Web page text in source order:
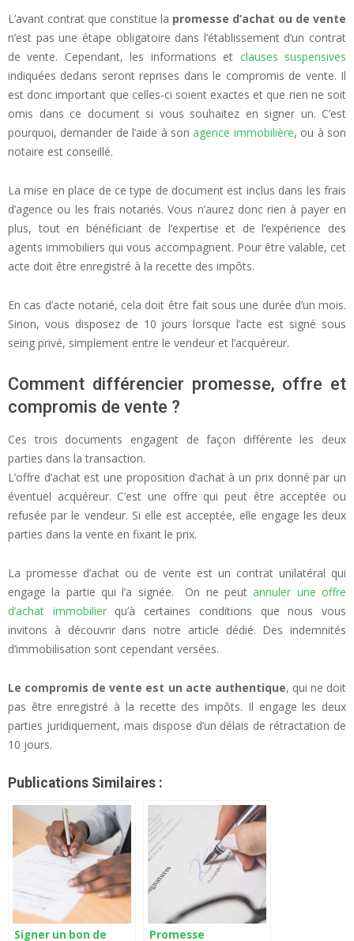
L’avant contrat que constitue la promesse d’achat ou de vente
n’est pas une étape obligatoire dans l’établissement d’un contrat
de vente. Cependant, les informations et clauses suspensives
indiquées dedans seront reprises dans le compromis de vente. Il
est donc important que celles-ci soient exactes et que rien ne soit
omis dans ce document si vous souhaitez en signer un. C’est
pourquoi, demander de l’aide à son agence immobilière, ou à son
notaire est conseillé.
La mise en place de ce type de document est inclus dans les frais
d’agence ou les frais notariés. Vous n’aurez donc rien à payer en
plus, tout en bénéficiant de l’expertise et de l’expérience des
agents immobiliers qui vous accompagnent. Pour être valable, cet
acte doit être enregistré à la recette des impôts.
En cas d’acte notarié, cela doit être fait sous une durée d’un mois.
Sinon, vous disposez de 10 jours lorsque l’acte est signé sous
seing privé, simplement entre le vendeur et l’acquéreur.
Comment différencier promesse, offre et
compromis de vente ?
Ces trois documents engagent de façon différente les deux
parties dans la transaction.
L’offre d’achat est une proposition d’achat à un prix donné par un
éventuel acquéreur. C’est une offre qui peut être acceptée ou
refusée par le vendeur. Si elle est acceptée, elle engage les deux
parties dans la vente en fixant le prix.
La promesse d’achat ou de vente est un contrat unilatéral qui
engage la partie qui l’a signée. On ne peutannuler une offre
d’achat immobilierqu’à certaines conditions que nous vous
invitons à découvrir dans notre article dédié. Des indemnités
d’immobilisation sont cependant versées.
Le compromis de vente est un acte authentique, qui ne doit
pas être enregistré à la recette des impôts. Il engage les deux
parties juridiquement, mais dispose d’un délais de rétractation de
10 jours.
Publications Similaires :
Signer un bon de Promesse